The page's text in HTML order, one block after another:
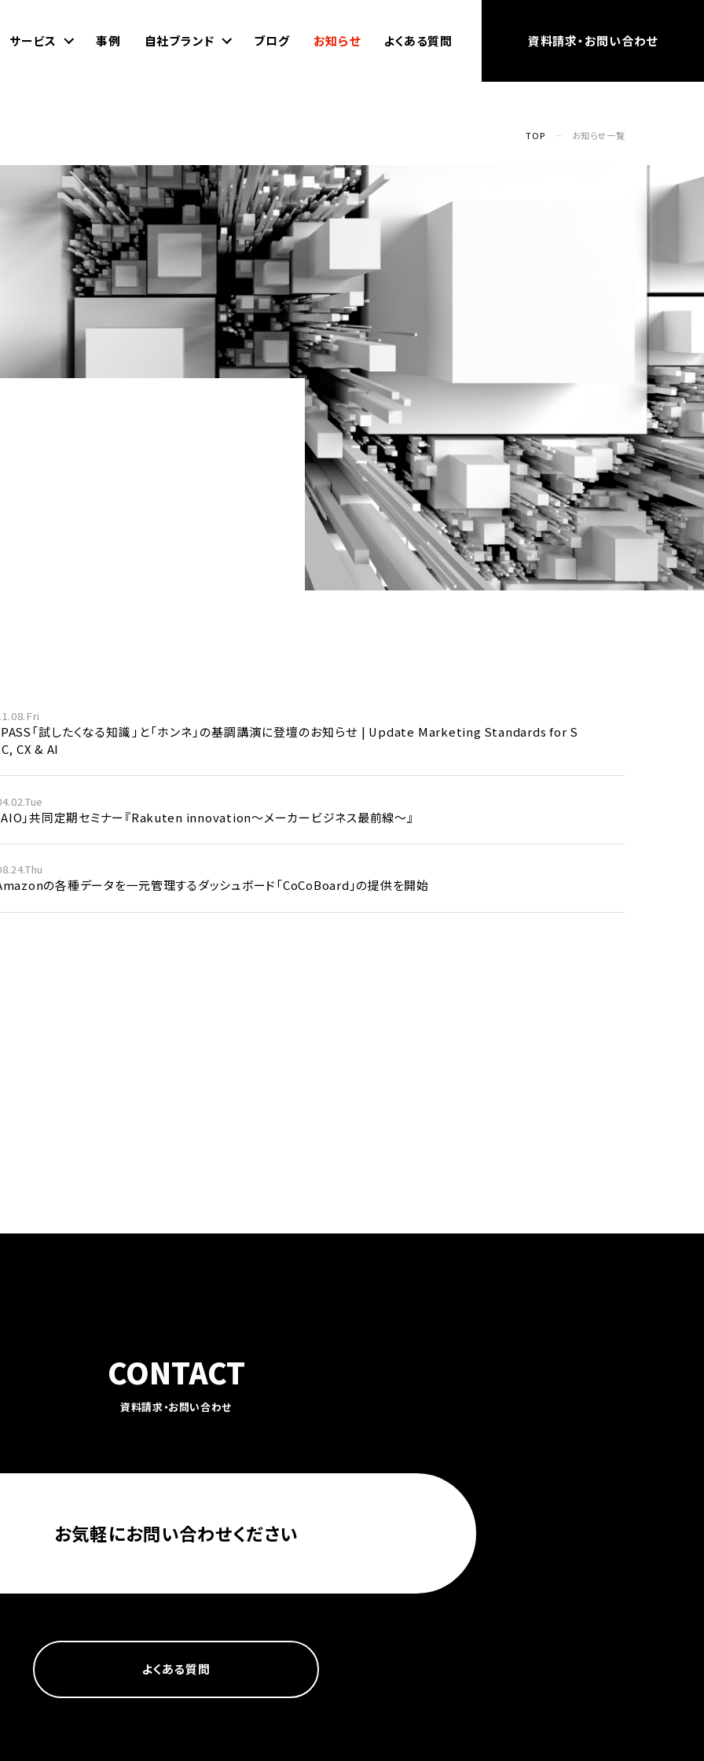
サービス 事例 自社ブランド ブログ お知らせ よくある質問 資料請求・お問い合わせ
TOP お知らせ一覧
「試したくなる知識」と「ホンネ」の基調講演に登壇のお知らせ | Update Marketing Standards for S
CX & AI
AIO」共同定期セミナー『Rakuten innovation～メーカービジネス最前線～』
の各種データを一元管理するダッシュボード「CoCoBoard」の提供を開始
CONTACT
資料請求・お問い合わせ
お気軽にお問い合わせください
よくある質問